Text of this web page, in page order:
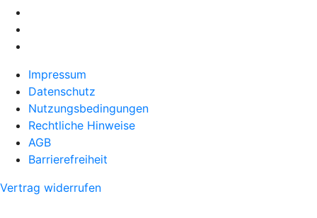
Impressum
Datenschutz
Nutzungsbedingungen
Rechtliche Hinweise
AGB
Barrierefreiheit
Vertrag widerrufen